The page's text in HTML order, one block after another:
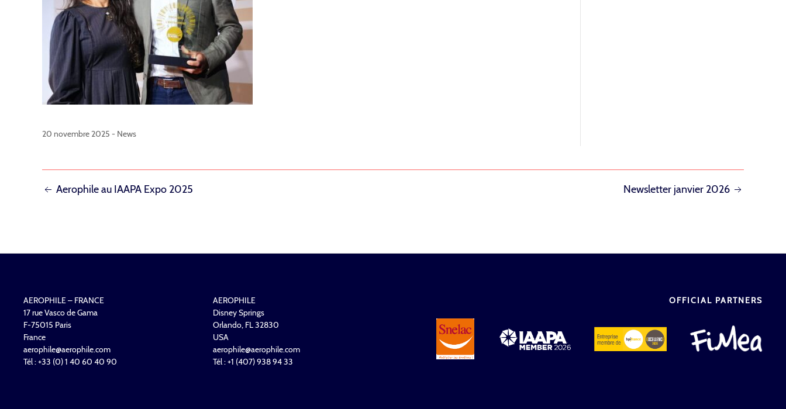
20 novembre 2025 - News
NAVIGATION
Aerophile au IAAPA Expo 2025 Newsletter janvier 2026
AEROPHILE – FRANCE
17 rue Vasco de Gama
F-75015 Paris
France
aerophile@aerophile.com
Tél : +33 (0) 1 40 60 40 90
AEROPHILE
Disney Springs
Orlando, FL 32830
USA
aerophile@aerophile.com
Tél : +1 (407) 938 94 33
OFFICIAL PARTNERS